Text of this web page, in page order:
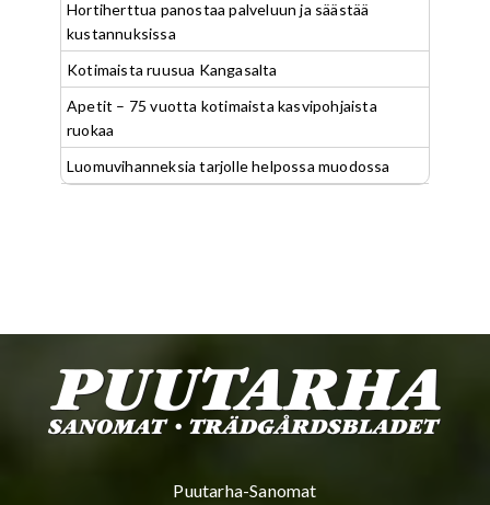
Hortiherttua panostaa palveluun ja säästää
kustannuksissa
Kotimaista ruusua Kangasalta
Apetit – 75 vuotta kotimaista kasvipohjaista
ruokaa
Luomuvihanneksia tarjolle helpossa muodossa
Puutarha-Sanomat